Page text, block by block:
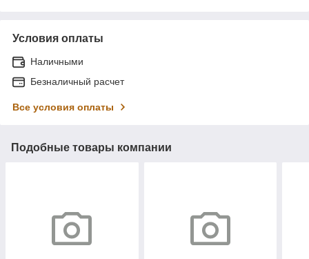
Условия оплаты
Наличными
Безналичный расчет
Все условия оплаты
Подобные товары компании